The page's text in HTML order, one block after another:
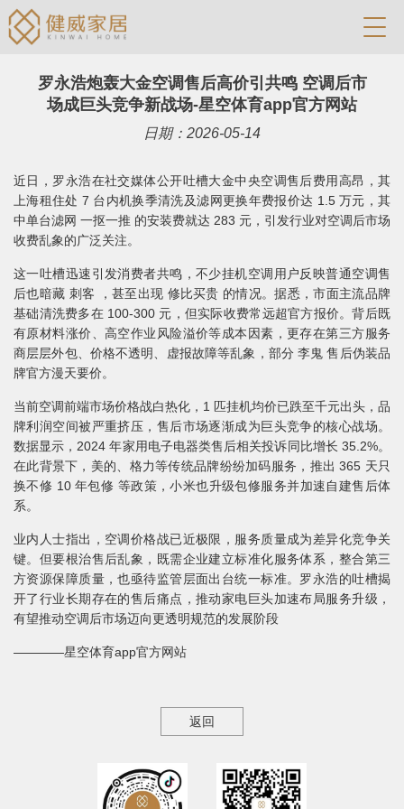
罗永浩炮轰大金空调售后高价引共鸣 空调后市
场成巨头竞争新战场-星空体育app官方网站
日期：2026-05-14
近日，罗永浩在社交媒体公开吐槽大金中央空调售后费用高昂，其
上海租住处 7 台内机换季清洗及滤网更换年费报价达 1.5 万元，其
中单台滤网 一抠一推 的安装费就达 283 元，引发行业对空调后市场
收费乱象的广泛关注。
这一吐槽迅速引发消费者共鸣，不少挂机空调用户反映普通空调售
后也暗藏 刺客 ，甚至出现 修比买贵 的情况。据悉，市面主流品牌
基础清洗费多在 100-300 元，但实际收费常远超官方报价。背后既
有原材料涨价、高空作业风险溢价等成本因素，更存在第三方服务
商层层外包、价格不透明、虚报故障等乱象，部分 李鬼 售后伪装品
牌官方漫天要价。
当前空调前端市场价格战白热化，1 匹挂机均价已跌至千元出头，品
牌利润空间被严重挤压，售后市场逐渐成为巨头竞争的核心战场。
数据显示，2024 年家用电子电器类售后相关投诉同比增长 35.2%。
在此背景下，美的、格力等传统品牌纷纷加码服务，推出 365 天只
换不修 10 年包修 等政策，小米也升级包修服务并加速自建售后体
系。
业内人士指出，空调价格战已近极限，服务质量成为差异化竞争关
键。但要根治售后乱象，既需企业建立标准化服务体系，整合第三
方资源保障质量，也亟待监管层面出台统一标准。罗永浩的吐槽揭
开了行业长期存在的售后痛点，推动家电巨头加速布局服务升级，
有望推动空调后市场迈向更透明规范的发展阶段
————星空体育app官方网站
返回